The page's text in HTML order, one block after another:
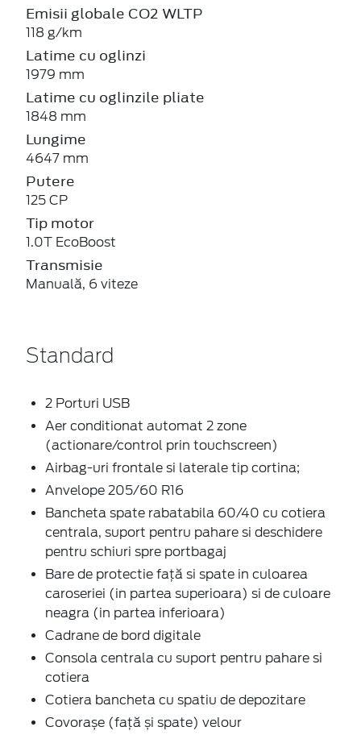
Emisii globale CO2 WLTP
118 g/km
Latime cu oglinzi
1979 mm
Latime cu oglinzile pliate
1848 mm
Lungime
4647 mm
Putere
125 CP
Tip motor
1.0T EcoBoost
Transmisie
Manuală, 6 viteze
Standard
2 Porturi USB
Aer conditionat automat 2 zone
(actionare/control prin touchscreen)
Airbag-uri frontale si laterale tip cortina;
Anvelope 205/60 R16
Bancheta spate rabatabila 60/40 cu cotiera
centrala, suport pentru pahare si deschidere
pentru schiuri spre portbagaj
Bare de protectie față si spate in culoarea
caroseriei (in partea superioara) si de culoare
neagra (in partea inferioara)
Cadrane de bord digitale
Consola centrala cu suport pentru pahare si
cotiera
Cotiera bancheta cu spatiu de depozitare
Covorașe (față și spate) velour